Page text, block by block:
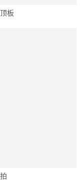
板